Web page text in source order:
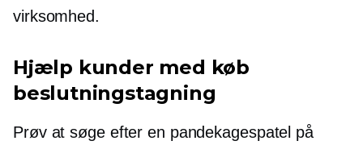
virksomhed.
Hjælp kunder med køb
beslutningstagning
Prøv at søge efter en pandekagespatel på